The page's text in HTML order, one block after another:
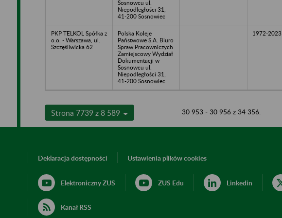
Sosnowcu ul.
Niepodległości 31,
41-200 Sosnowiec
PKP TELKOL Spółka z
o.o. - Warszawa, ul.
Szczęśliwicka 62
Polska Koleje
Państwowe S.A. Biuro
Spraw Pracowniczych
Zamiejscowy Wydział
Dokumentacji w
Sosnowcu ul.
Niepodległości 31,
41-200 Sosnowiec
1972-2023
Strona 7739 z 8 589 30 953 - 30 956 z 34 356.
Deklaracja dostępności Ustawienia plików cookies
Elektroniczny ZUS ZUS Edu Linkedin
Kanał RSS